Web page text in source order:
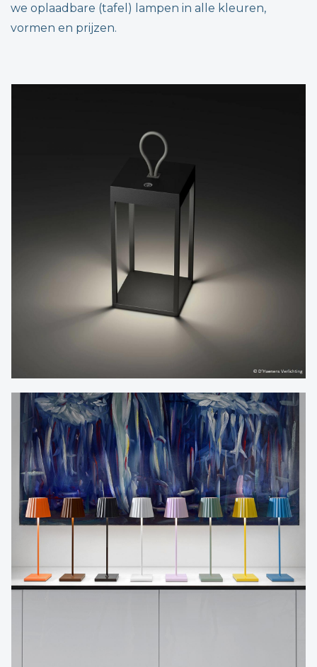
we oplaadbare (tafel) lampen in alle kleuren,
vormen en prijzen.